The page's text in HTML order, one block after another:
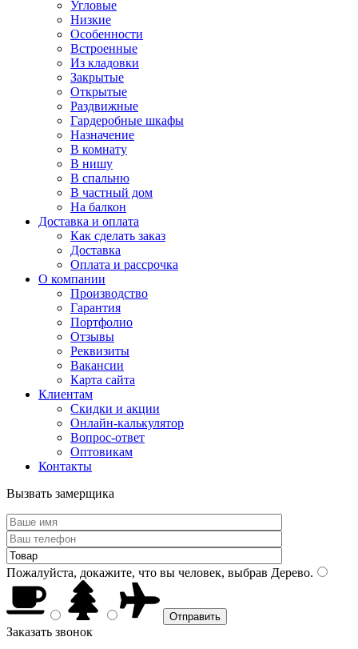
Угловые
Низкие
Особенности
Встроенные
Из кладовки
Закрытые
Открытые
Раздвижные
Гардеробные шкафы
Назначение
В комнату
В нишу
В спальню
В частный дом
На балкон
Доставка и оплата
Как сделать заказ
Доставка
Оплата и рассрочка
О компании
Производство
Гарантия
Портфолио
Отзывы
Реквизиты
Вакансии
Карта сайта
Клиентам
Скидки и акции
Онлайн-калькулятор
Вопрос-ответ
Оптовикам
Контакты
Вызвать замерщика
Пожалуйста, докажите, что вы человек, выбрав Дерево.
Заказать звонок